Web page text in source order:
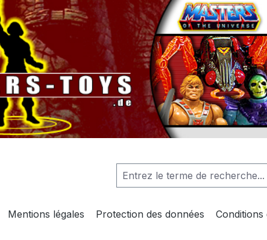
principale
Mentions légales Protection des données Conditions